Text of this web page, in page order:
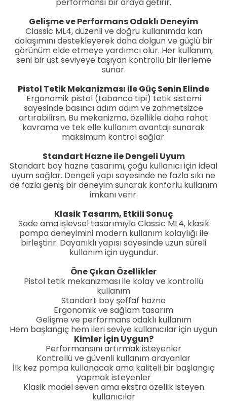
Gelişme ve Performans Odaklı Deneyim
Classic ML4, düzenli ve doğru kullanımda kan
dolaşımını destekleyerek daha dolgun ve güçlü bir
görünüm elde etmeye yardımcı olur. Her kullanım,
seni bir üst seviyeye taşıyan kontrollü bir ilerleme
sunar.
Pistol Tetik Mekanizması ile Güç Senin Elinde
Ergonomik pistol (tabanca tipi) tetik sistemi
sayesinde basıncı adım adım ve zahmetsizce
artırabilirsn. Bu mekanizma, özellikle daha rahat
kavrama ve tek elle kullanım avantajı sunarak
maksimum kontrol sağlar.
Standart Hazne ile Dengeli Uyum
Standart boy hazne tasarımı, çoğu kullanıcı için ideal
uyum sağlar. Dengeli yapı sayesinde ne fazla sıkı ne
de fazla geniş bir deneyim sunarak konforlu kullanım
imkanı verir.
Klasik Tasarım, Etkili Sonuç
Sade ama işlevsel tasarımıyla Classic ML4, klasik
pompa deneyimini modern kullanım kolaylığı ile
birleştirir. Dayanıklı yapısı sayesinde uzun süreli
kullanım için uygundur.
Öne Çıkan Özellikler
Pistol tetik mekanizması ile kolay ve kontrollü
kullanım
Standart boy şeffaf hazne
Ergonomik ve sağlam tasarım
Gelişme ve performans odaklı kullanım
Hem başlangıç hem ileri seviye kullanıcılar için uygun
Kimler İçin Uygun?
Performansını artırmak isteyenler
Kontrollü ve güvenli kullanım arayanlar
İlk kez pompa kullanacak ama kaliteli bir başlangıç
yapmak isteyenler
Klasik model seven ama ekstra özellik isteyen
kullanıcılar